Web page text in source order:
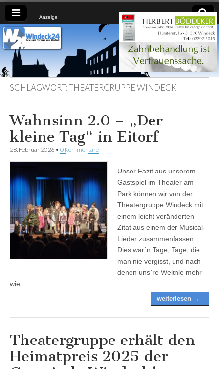
Anzeige
Windeck24
Nachrichten
aus dem
Ländchen
für das
Ländchen
SCHLAGWORT:THEATERGRUPPE WINDECK
Wahnsinn 2.0 – „Der
kleine Tag“ in Eitorf
28. Februar 2026 • 0 Kommentare
Unser Fazit aus unserem
Gastspiel im Theater am
Park können wir von der
Theatergruppe Windeck mit
einem leicht veränderten
Zitat aus einem der Musical-
Lieder zusammenfassen:
Dies war´n Tage, Tage, die
man nie vergisst, und nach
denen uns´re Weltnie mehr
wie…
weiterlesen →
Theatergruppe erhält den
Heimatpreis 2025 der